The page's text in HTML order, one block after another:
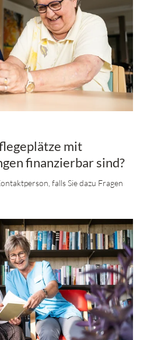
mit
finanzierbar sind?
falls Sie dazu Fragen